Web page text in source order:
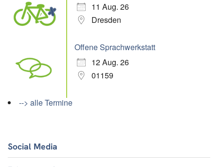
11 Aug. 26
Dresden
Offene Sprachwerkstatt
12 Aug. 26
01159
--> alle Termine
Social Media